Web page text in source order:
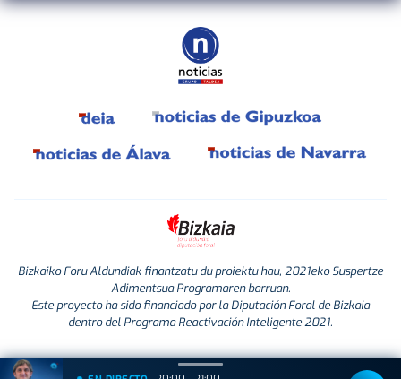
Bizkaiko Foru Aldundiak finantzatu du proiektu hau, 2021eko Suspertze
Adimentsua Programaren barruan.
Este proyecto ha sido financiado por la Diputación Foral de Bizkaia
dentro del Programa Reactivación Inteligente 2021.